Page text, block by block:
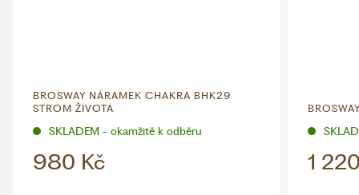
BROSWAY NÁRAMEK CHAKRA BHK29
STROM ŽIVOTA
SKLADEM - okamžitě k odběru
980 Kč 1